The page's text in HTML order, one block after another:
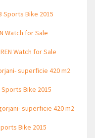
Sports Bike 2015
Watch for Sale
Watch for Sale
superficie 420 m2
Sports Bike 2015
superficie 420 m2
Bike 2015